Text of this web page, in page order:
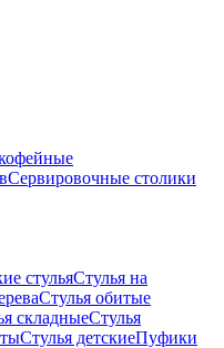
Сервировочные столики
стульяСтулья на
Стулья обитые
складныеСтулья
Стулья детскиеПуфики